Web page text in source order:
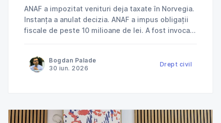
ANAF a impozitat venituri deja taxate în Norvegia.
Instanța a anulat decizia. ANAF a impus obligații
fiscale de peste 10 milioane de lei. A fost invocată
dreptate contribuabilului. Jurisprudență explicată
de Cabinet Avocat Bogdan Palade DIN SERIA
Bogdan Palade
30 iun. 2026
Drept civil